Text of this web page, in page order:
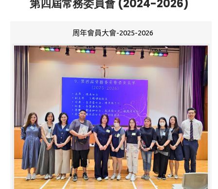
第四屆常務委員會 (2024-2026)
周年會員大會-2025-2026